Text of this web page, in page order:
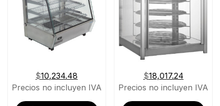
$10,234.48
Precios no incluyen IVA
$18,017.24
Precios no incluyen IVA